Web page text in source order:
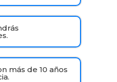
más de 10 años